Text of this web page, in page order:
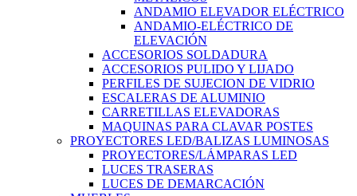
ANDAMIO ELEVADOR ELÉCTRICO
ANDAMIO-ELÉCTRICO DE
ELEVACIÓN
ACCESORIOS SOLDADURA
ACCESORIOS PULIDO Y LIJADO
PERFILES DE SUJECION DE VIDRIO
ESCALERAS DE ALUMINIO
CARRETILLAS ELEVADORAS
MAQUINAS PARA CLAVAR POSTES
PROYECTORES LED/BALIZAS LUMINOSAS
PROYECTORES/LÁMPARAS LED
LUCES TRASERAS
LUCES DE DEMARCACIÓN